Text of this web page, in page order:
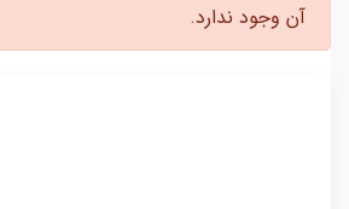
آن وجود ندارد.